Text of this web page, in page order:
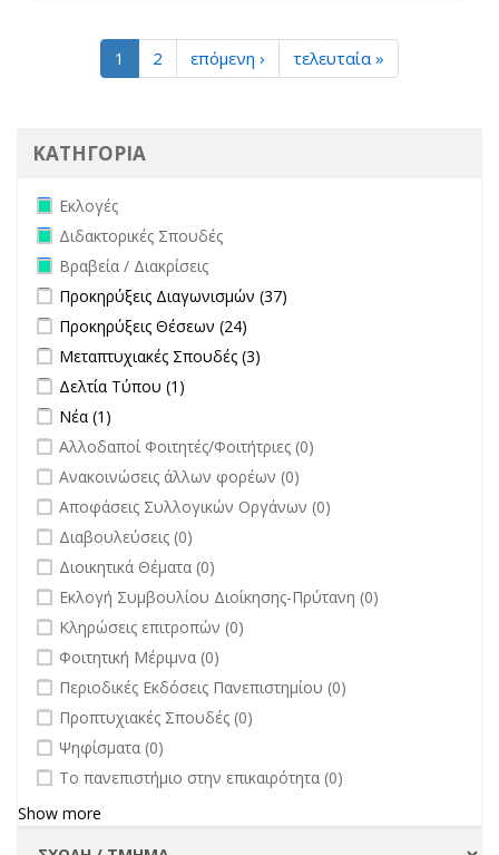
1 2 επόμενη › τελευταία »
ΚΑΤΗΓΟΡΙΑ
Remove Εκλογές filter
Εκλογές
Remove Διδακτορικές Σπουδές filter
Διδακτορικές Σπουδές
Remove Βραβεία / Διακρίσεις filter
Βραβεία / Διακρίσεις
Apply Προκηρύξεις Διαγωνισμών filter
Προκηρύξεις Διαγωνισμών (37)
Apply Προκηρύξεις Θέσεων filter
Προκηρύξεις Θέσεων (24)
Apply Μεταπτυχιακές Σπουδές filter
Μεταπτυχιακές Σπουδές (3)
Apply Δελτία Τύπου filter
Δελτία Τύπου (1)
Apply Νέα filter
Νέα (1)
undefined
Αλλοδαποί Φοιτητές/Φοιτήτριες (0)
undefined
Ανακοινώσεις άλλων φορέων (0)
undefined
Αποφάσεις Συλλογικών Οργάνων (0)
undefined
Διαβουλεύσεις (0)
undefined
Διοικητικά Θέματα (0)
undefined
Εκλογή Συμβουλίου Διοίκησης-Πρύτανη (0)
undefined
Κληρώσεις επιτροπών (0)
undefined
Φοιτητική Μέριμνα (0)
undefined
Περιοδικές Εκδόσεις Πανεπιστημίου (0)
undefined
Προπτυχιακές Σπουδές (0)
undefined
Ψηφίσματα (0)
undefined
Το πανεπιστήμιο στην επικαιρότητα (0)
Show more